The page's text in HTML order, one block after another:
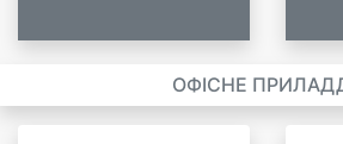
ОФІСНЕ